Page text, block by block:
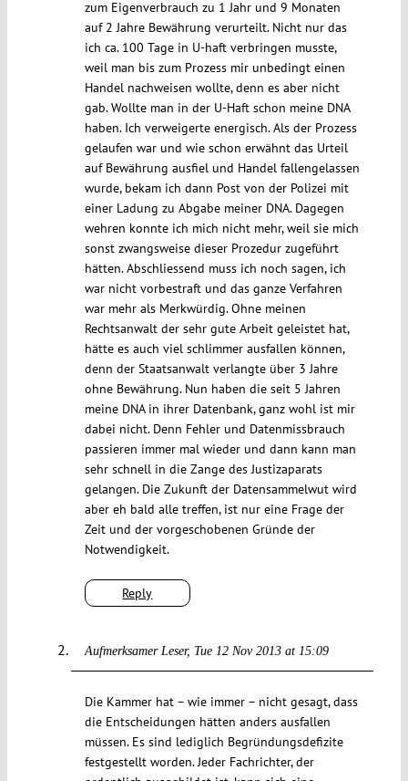
Reply
zum Eigenverbrauch zu 1 Jahr und 9 Monaten
auf 2 Jahre Bewährung verurteilt. Nicht nur das
ich ca. 100 Tage in U-haft verbringen musste,
weil man bis zum Prozess mir unbedingt einen
Handel nachweisen wollte, denn es aber nicht
gab. Wollte man in der U-Haft schon meine DNA
haben. Ich verweigerte energisch. Als der Prozess
gelaufen war und wie schon erwähnt das Urteil
auf Bewährung ausfiel und Handel fallengelassen
wurde, bekam ich dann Post von der Polizei mit
einer Ladung zu Abgabe meiner DNA. Dagegen
wehren konnte ich mich nicht mehr, weil sie mich
sonst zwangsweise dieser Prozedur zugeführt
hätten. Abschliessend muss ich noch sagen, ich
war nicht vorbestraft und das ganze Verfahren
war mehr als Merkwürdig. Ohne meinen
Rechtsanwalt der sehr gute Arbeit geleistet hat,
hätte es auch viel schlimmer ausfallen können,
denn der Staatsanwalt verlangte über 3 Jahre
ohne Bewährung. Nun haben die seit 5 Jahren
meine DNA in ihrer Datenbank, ganz wohl ist mir
dabei nicht. Denn Fehler und Datenmissbrauch
passieren immer mal wieder und dann kann man
sehr schnell in die Zange des Justizaparats
gelangen. Die Zukunft der Datensammelwut wird
aber eh bald alle treffen, ist nur eine Frage der
Zeit und der vorgeschobenen Gründe der
Notwendigkeit.
Aufmerksamer Leser Tue 12 Nov 2013 at 15:09
Die Kammer hat – wie immer – nicht gesagt, dass
die Entscheidungen hätten anders ausfallen
müssen. Es sind lediglich Begründungsdefizite
festgestellt worden. Jeder Fachrichter, der